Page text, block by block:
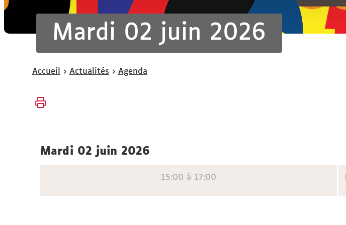
Mardi 02 juin 2026
Vous
ici :
Accueil Actualités Agenda
mardi 02 juin 2026
15:00 à 17:00